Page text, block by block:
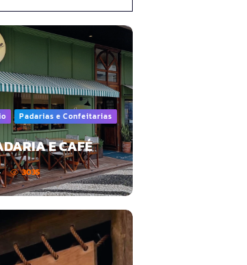
Padarias e Confeitarias
E CAFÉ
3035